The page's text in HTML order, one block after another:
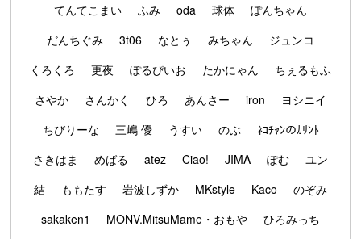
てんてこまい
ふみ oda 球体
ぽんちゃん
だんちぐみ
3t06 なとぅ みちゃん
ジュンコ
くろくろ
更夜 ぽるぴいお たかにゃん
ちぇるもふ
さやか
さんかく ひろ あんさー iron
ヨシニイ
ちびりーな
三嶋 優 うすい のぶ
ﾈｺﾁｬﾝのｶﾘﾝﾄ
さきはま
めばる atez Ciao! JIMA ぽむ
ユン
結
ももたす 岩波しずか MKstyle Kaco
のぞみ
sakaken1
MONV.MitsuMame・おもや
ひろみっち